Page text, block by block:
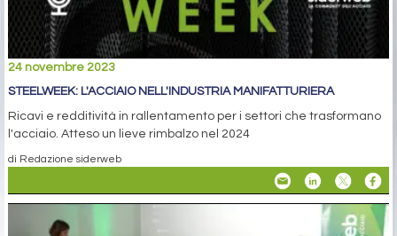
24 novembre 2023
STEELWEEK: L'ACCIAIO NELL'INDUSTRIA MANIFATTURIERA
Ricavi e redditività in rallentamento per i settori che trasformano
l'acciaio. Atteso un lieve rimbalzo nel 2024
di Redazione siderweb